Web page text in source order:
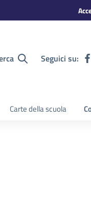
Seguici su:
Carte della scuola